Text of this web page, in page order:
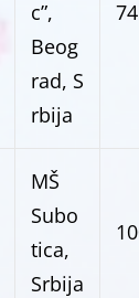
c”,
Beog
rad, S
rbija
74
MŠ
Subo
tica,
Srbija